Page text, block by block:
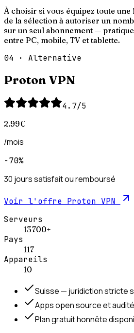
À choisir si vous équipez toute
de la sélection à autoriser un
sur un seul abonnement —
entre PC, mobile, TV et tablette.
04 · Alternative
Proton VPN
4.7/5
2.99€
/mois
−70%
30 jours satisfait ou remboursé
Voir l'offre Proton VPN
Serveurs
13 700+
Pays
117
Appareils
10
Suisse — juridiction stricte
Apps open source et
Plan gratuit honnête